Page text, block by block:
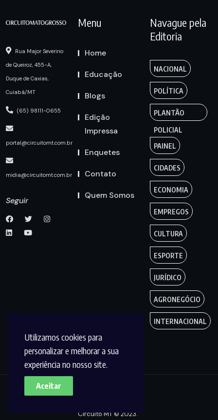
Utilizamos cookies para
personalizar e melhorar a sua
experiência no nosso site.
Aceitar
Rua Major Severino
de Queiroz, 455-A,
Duque de Caxias,
Cuiabá/MT
(65) 98111-0655
portal@circuitomt.com.br
midia@circuitomt.com.br
Seguir
Menu
Home
Educação
Blogs
Edição
Impressa
Enquetes
Contato
Quem Somos
Navague pela
Editoria
NACIONAL
POLÍTICA
PLANTÃO
POLICIAL
PAINEL
CIDADES
ECONOMIA
EMPREGOS
CULTURA
ESPORTE
JURÍDICO
AGRONEGÓCIO
INTERNACIONAL
Circuito MT © 2023.